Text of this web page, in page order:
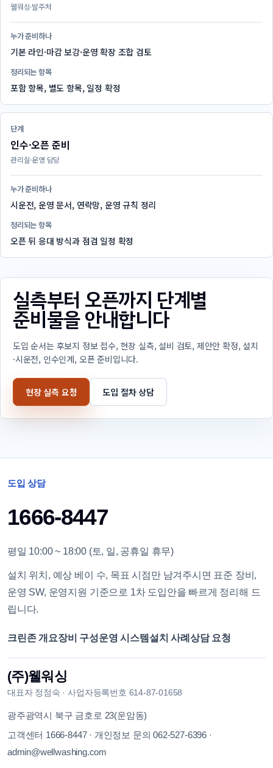
웰워싱·발주처
누가 준비하나
기본 라인·마감 보강·운영 확장 조합 검토
정리되는 항목
포함 항목, 별도 항목, 일정 확정
단계
인수·오픈 준비
관리실·운영 담당
누가 준비하나
시운전, 운영 문서, 연락망, 운영 규칙 정리
정리되는 항목
오픈 뒤 응대 방식과 점검 일정 확정
실측부터 오픈까지 단계별
준비물을 안내합니다
도입 순서는 후보지 정보 접수, 현장 실측, 설비 검토, 제안안 확정, 설치
·시운전, 인수인계, 오픈 준비입니다.
현장 실측 요청 도입 절차 상담
도입 상담
1666-8447
평일 10:00 ~ 18:00 (토, 일, 공휴일 휴무)
설치 위치, 예상 베이 수, 목표 시점만 남겨주시면 표준 장비,
운영 SW, 운영지원 기준으로 1차 도입안을 빠르게 정리해 드
립니다.
크린존 개요장비 구성운영 시스템설치 사례 상담 요청
(주)웰워싱
대표자 정점숙 ·사업자등록번호 614-87-01658
광주광역시 북구 금호로 23(운암동)
고객센터 1666-8447· 개인정보 문의062-527-6396·
admin@wellwashing.com